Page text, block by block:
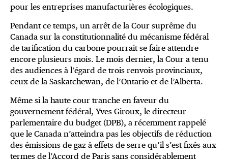
pour les entreprises manufacturières écologiques.
Pendant ce temps, un arrêt de la Cour suprême du
Canada sur la constitutionnalité du mécanisme fédéral
de tarification du carbone pourrait se faire attendre
encore plusieurs mois. Le mois dernier, la Cour a tenu
des audiences à l’égard de trois renvois provinciaux,
ceux de la Saskatchewan, de l’Ontario et de l’Alberta.
Même si la haute cour tranche en faveur du
gouvernement fédéral, Yves Giroux, le directeur
parlementaire du budget (DPB), a récemment rappelé
que le Canada n’atteindra pas les objectifs de réduction
des émissions de gaz à effets de serre qu’il s’est fixés aux
termes de l’Accord de Paris sans considérablement